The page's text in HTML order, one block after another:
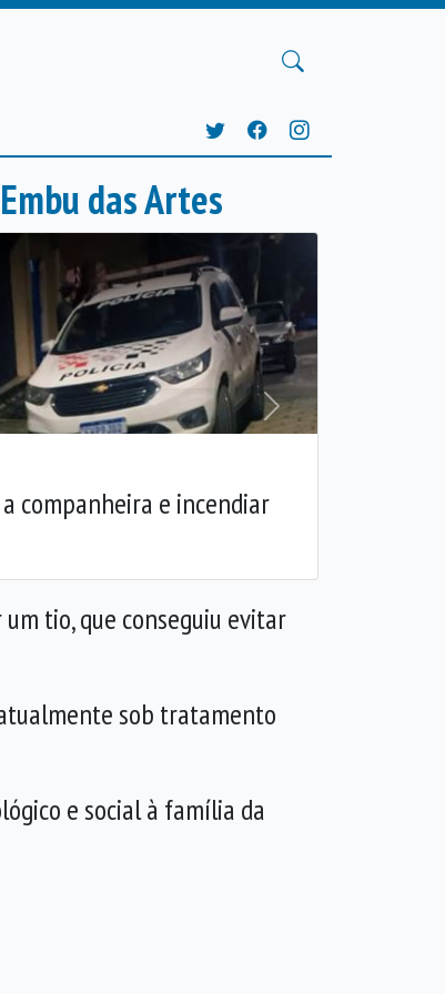
das Artes
companheira e incendiar
Próxima
tio, que conseguiu evitar
sob tratamento
e social à família da